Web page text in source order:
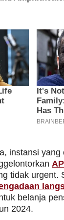
instansi yang
tidak urgent.
belanja
2024.